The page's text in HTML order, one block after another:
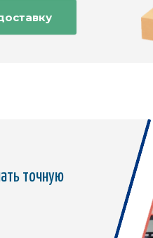
точную